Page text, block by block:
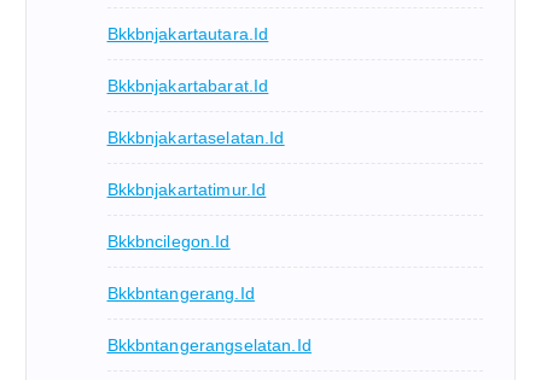
Bkkbnjakartautara.id
Bkkbnjakartabarat.id
Bkkbnjakartaselatan.id
Bkkbnjakartatimur.id
Bkkbncilegon.id
Bkkbntangerang.id
Bkkbntangerangselatan.id